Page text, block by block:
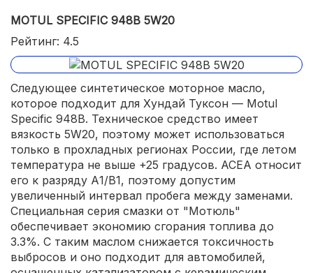
MOTUL SPECIFIC 948B 5W20
Рейтинг: 4.5
Следующее синтетическое моторное масло,
которое подходит для Хундай Туксон — Motul
Specific 948B. Техническое средство имеет
вязкость 5W20, поэтому может использоваться
только в прохладных регионах России, где летом
температура не выше +25 градусов. ACEA относит
его к разряду А1/В1, поэтому допустим
увеличенный интервал пробега между заменами.
Специальная серия смазки от "Мотюль"
обеспечивает экономию сгорания топлива до
3.3%. С таким маслом снижается токсичность
выбросов и оно подходит для автомобилей,